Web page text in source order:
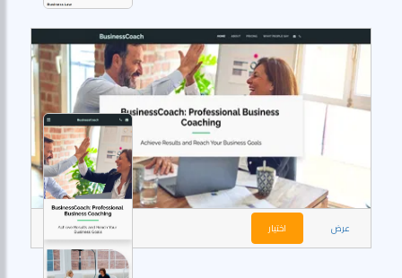
عرض اختيار